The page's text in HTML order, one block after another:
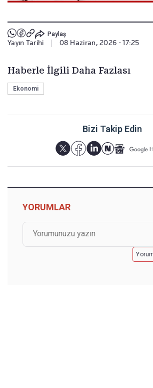
Paylaş
Yayın Tarihi 08 Haziran, 2026 - 17:25
Haberle İlgili Daha Fazlası
Ekonomi
Bizi Takip Edin
YORUMLAR